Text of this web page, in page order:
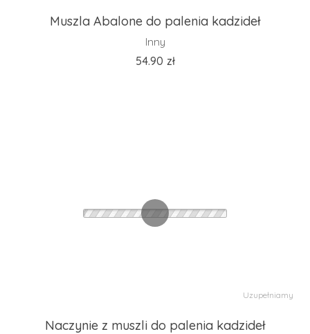
Muszla Abalone do palenia kadzideł
Inny
54.90 zł
Uzupełniamy
Naczynie z muszli do palenia kadzideł